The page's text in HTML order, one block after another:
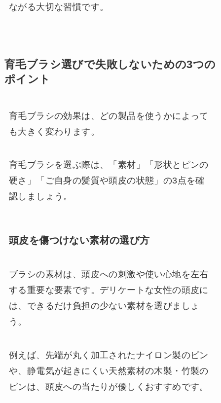
ながる大切な習慣です。
育毛ブラシ選びで失敗しないための3つの
ポイント
育毛ブラシの効果は、どの製品を使うかによって
も大きく変わります。
育毛ブラシを選ぶ際は、「素材」「形状とピンの
硬さ」「ご自身の髪質や頭皮の状態」の3点を確
認しましょう。
頭皮を傷つけない素材の選び方
ブラシの素材は、頭皮への刺激や使い心地を左右
する重要な要素です。デリケートな女性の頭皮に
は、できるだけ負担の少ない素材を選びましょ
う。
例えば、先端が丸く加工されたナイロン製のピン
や、静電気が起きにくい天然素材の木製・竹製の
ピンは、頭皮への当たりが優しくおすすめです。